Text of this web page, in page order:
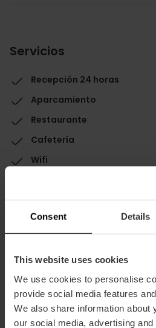
Consent Details
This website uses cookies
We use cookies to personalise
provide social media features
We also share information about
our social media, advertising
Servicios
Recepción 24 horas
Aparcamiento
Restaurante
Cafetería
Wifi
Capacidad
Habitaciones
Habitaciones: 30